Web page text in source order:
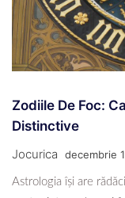
Zodiile De Foc:
Distinctive
Jocurica decembrie
Astrologia își are